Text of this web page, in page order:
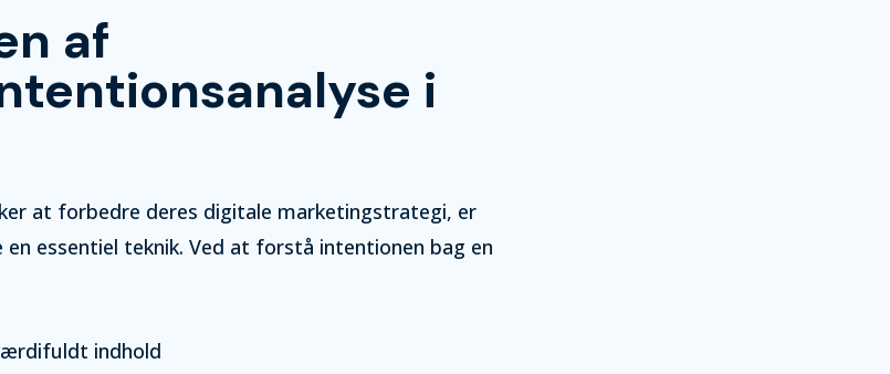
af
i
at forbedre deres digitale marketingstrategi, er
essentiel teknik. Ved at forstå intentionen bag en
indhold